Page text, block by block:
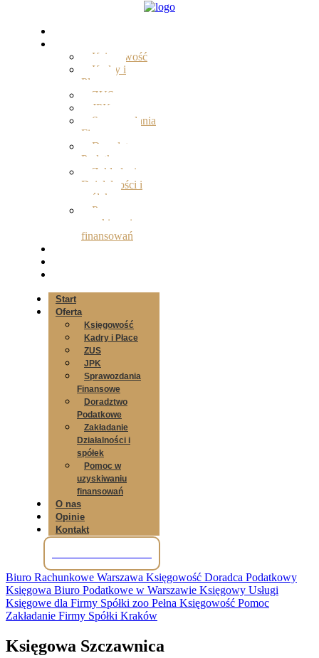
Księgowość
Kadry i
Płace
ZUS
JPK
Sprawozdania
Finansowe
Doradztwo
Podatkowe
Zakładanie
Działalności i
spółek
Pomoc w
uzyskiwaniu
finansowań
Start
Oferta
Księgowość
Kadry i Płace
ZUS
JPK
Sprawozdania
Finansowe
Doradztwo
Podatkowe
Zakładanie
Działalności i
spółek
Pomoc w
uzyskiwaniu
finansowań
O nas
Opinie
Kontakt
Biuro Rachunkowe Warszawa Księgowość Doradca Podatkowy
Księgowa Biuro Podatkowe w Warszawie Księgowy Usługi
Księgowe dla Firmy Spółki zoo Pełna Księgowość Pomoc
Zakładanie Firmy Spółki Kraków
Księgowa Szczawnica